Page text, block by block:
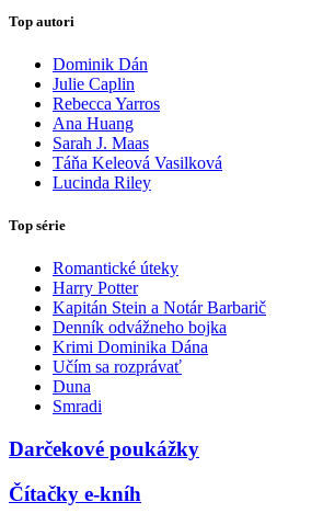
Top autori
Dominik Dán
Julie Caplin
Rebecca Yarros
Ana Huang
Sarah J. Maas
Táňa Keleová Vasilková
Lucinda Riley
Top série
Romantické úteky
Harry Potter
Kapitán Stein a Notár Barbarič
Denník odvážneho bojka
Krimi Dominika Dána
Učím sa rozprávať
Duna
Smradi
Darčekové poukážky
Čítačky e-kníh